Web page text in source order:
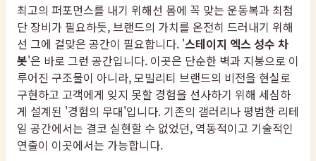
최고의 퍼포먼스를 내기 위해선 몸에 꼭 맞는 운동복과 최첨
단 장비가 필요하듯, 브랜드의 가치를 온전히 드러내기 위해
선 그에 걸맞은 공간이 필요합니다. '스테이지 엑스 성수 차
봇'은 바로 그런 공간입니다. 이곳은 단순한 벽과 지붕으로 이
루어진 구조물이 아니라, 모빌리티 브랜드의 비전을 현실로
구현하고 고객에게 잊지 못할 경험을 선사하기 위해 세심하
게 설계된 '경험의 무대'입니다. 기존의 갤러리나 평범한 리테
일 공간에서는 결코 실현할 수 없었던, 역동적이고 기술적인
연출이 이곳에서는 가능합니다.